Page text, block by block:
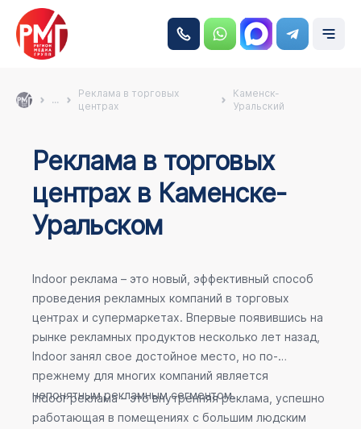
...
Реклама в торговых
центрах
Каменск-
Уральский
Реклама в торговых
центрах в Каменске-
Уральском
Indoor реклама – это новый, эффективный способ
проведения рекламных компаний в торговых
центрах и супермаркетах. Впервые появившись на
рынке рекламных продуктов несколько лет назад,
Indoor занял свое достойное место, но по-
прежнему для многих компаний является
непонятным рекламным сегментом.
Indoor реклама – это внутренняя реклама, успешно
работающая в помещениях с большим людским